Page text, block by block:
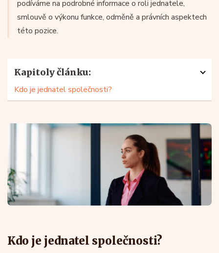
podíváme na podrobné informace o roli jednatele,
smlouvě o výkonu funkce, odměně a právních aspektech
této pozice.
Kapitoly článku:
Kdo je jednatel společnosti?
Kdo je jednatel společnosti?